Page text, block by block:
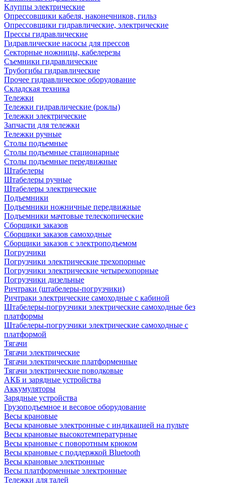
Клуппы электрические
Опрессовщики кабеля, наконечников, гильз
Опрессовщики гидравлические, электрические
Прессы гидравлические
Гидравлические насосы для прессов
Секторные ножницы, кабелерезы
Съемники гидравлические
Трубогибы гидравлические
Прочее гидравлическое оборудование
Складская техника
Тележки
Тележки гидравлические (роклы)
Тележки электрические
Запчасти для тележки
Тележки ручные
Столы подъемные
Столы подъемные стационарные
Столы подъемные передвижные
Штабелеры
Штабелеры ручные
Штабелеры электрические
Подъемники
Подъемники ножничные передвижные
Подъемники мачтовые телескопические
Сборщики заказов
Сборщики заказов самоходные
Сборщики заказов с электроподъемом
Погрузчики
Погрузчики электрические трехопорные
Погрузчики электрические четырехопорные
Погрузчики дизельные
Ричтраки (штабелеры-погрузчики)
Ричтраки электрические самоходные с кабиной
Штабелеры-погрузчики электрические самоходные без
платформы
Штабелеры-погрузчики электрические самоходные с
платформой
Тягачи
Тягачи электрические
Тягачи электрические платформенные
Тягачи электрические поводковые
АКБ и зарядные устройства
Аккумуляторы
Зарядные устройства
Грузоподъемное и весовое оборудование
Весы крановые
Весы крановые электронные с индикацией на пульте
Весы крановые высокотемпературные
Весы крановые с поворотным крюком
Весы крановые с поддержкой Bluetooth
Весы крановые электронные
Весы платформенные электронные
Тележки для талей